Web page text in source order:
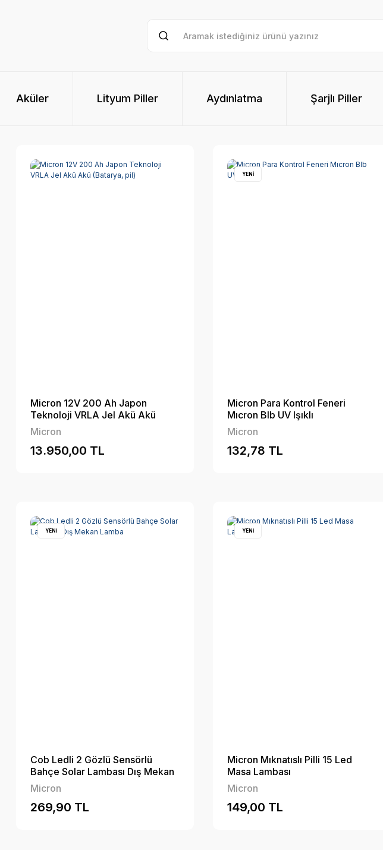
Aküler Lityum Piller Aydınlatma Şarjlı Piller
Micron 12V 200 Ah Japon
Teknoloji VRLA Jel Akü Akü
(Batarya, pil)
Micron
13.950,00 TL
YENİ
Micron Para Kontrol Feneri
Mıcron Blb UV Işıklı
Micron
132,78 TL
YENİ
Cob Ledli 2 Gözlü Sensörlü
Bahçe Solar Lambası Dış Mekan
Lamba
Micron
269,90 TL
YENİ
Micron Mıknatıslı Pilli 15 Led
Masa Lambası
Micron
149,00 TL